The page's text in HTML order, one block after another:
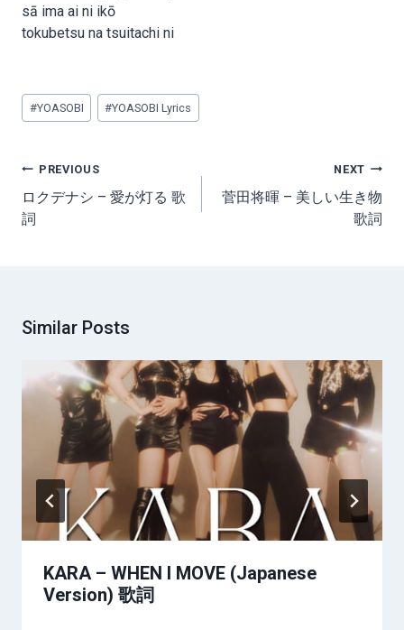
sā ima ai ni ikō
tokubetsu na tsuitachi ni
Post
Tags:
#YOASOBI #YOASOBI Lyrics
Post
navigation
PREVIOUS
ロクデナシ – 愛が灯る 歌
詞
NEXT
菅田将暉 – 美しい生き物
歌詞
Similar Posts
KARA – WHEN I MOVE (Japanese
Version) 歌詞